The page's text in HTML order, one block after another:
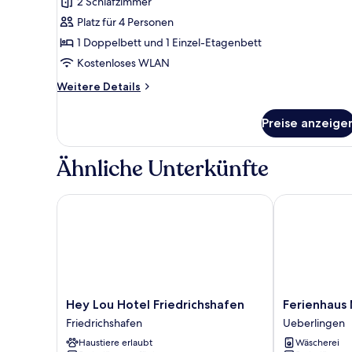
(Sonnenhut)
anzeigen
Platz für 4 Personen
1 Doppelbett und 1 Einzel-Etagenbett
Kostenloses WLAN
Weitere Details
Weitere
2 Schlafzimmer
(Sonnenhut)
Preise
Ähnliche Unterkünfte
Hey
Lou
Hotel
Friedrichshafen
Hey Lou Hotel Friedrichshafen
Friedrichshafen
Haustiere erlaubt
Hey Lou Hotel Friedrichshafen
Ferienhaus
Möhrle
6
Ueberlingen
Ferienhaus
Ueberlingen
Wäscherei
Ferienhaus